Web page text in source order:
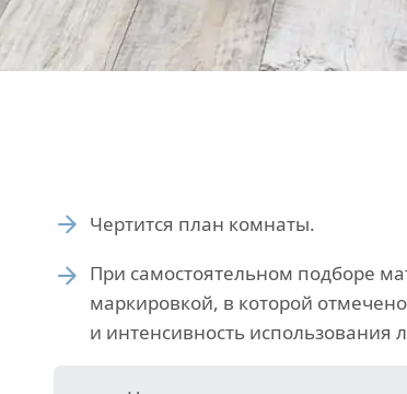
Чертится план комнаты.
При самостоятельном подборе
маркировкой, в которой
и интенсивность использования